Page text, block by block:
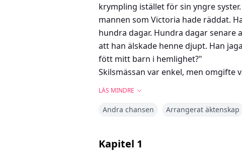
krympling istället för sin yngre
mannen som Victoria hade räddat.
hundra dagar. Hundra dagar senare
att han älskade henne djupt. Han
fött mitt barn i hemlighet?"
Skilsmässan var enkel, men omgifte
LÄS MINDRE
Andra chansen Arrangerat äktenskap
Kapitel 1